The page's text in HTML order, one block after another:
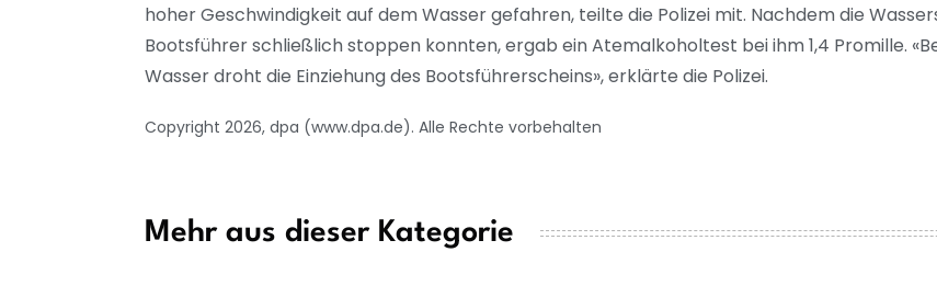
hoher Geschwindigkeit auf dem Wasser gefahren, teilte die Polizei mit. Nachdem die
Bootsführer schließlich stoppen konnten, ergab ein Atemalkoholtest bei ihm 1,4 Promille.
Wasser droht die Einziehung des Bootsführerscheins», erklärte die Polizei.
Copyright 2026, dpa (www.dpa.de). Alle Rechte vorbehalten
Mehr aus dieser Kategorie